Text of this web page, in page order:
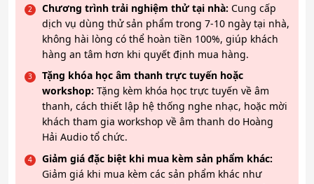
Chương trình trải nghiệm thử tại nhà: Cung cấp
dịch vụ dùng thử sản phẩm trong 7-10 ngày tại nhà,
không hài lòng có thể hoàn tiền 100%, giúp khách
hàng an tâm hơn khi quyết định mua hàng.
Tặng khóa học âm thanh trực tuyến hoặc
workshop: Tặng kèm khóa học trực tuyến về âm
thanh, cách thiết lập hệ thống nghe nhạc, hoặc mời
khách tham gia workshop về âm thanh do Hoàng
Hải Audio tổ chức.
Giảm giá đặc biệt khi mua kèm sản phẩm khác:
Giảm giá khi mua kèm các sản phẩm khác như